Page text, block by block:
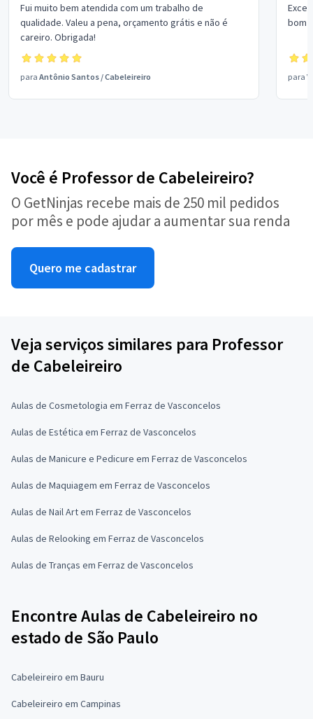
Fui muito bem atendida com um trabalho de
qualidade. Valeu a pena, orçamento grátis e não é
careiro. Obrigada!
para Antônio Santos /Cabeleireiro
bom
para
Você é Professor de Cabeleireiro?
O GetNinjas recebe mais de 250 mil pedidos
por mês e pode ajudar a aumentar sua renda
Quero me cadastrar
Veja serviços similares para Professor
de Cabeleireiro
Aulas de Cosmetologia em Ferraz de Vasconcelos
Aulas de Estética em Ferraz de Vasconcelos
Aulas de Manicure e Pedicure em Ferraz de Vasconcelos
Aulas de Maquiagem em Ferraz de Vasconcelos
Aulas de Nail Art em Ferraz de Vasconcelos
Aulas de Relooking em Ferraz de Vasconcelos
Aulas de Tranças em Ferraz de Vasconcelos
Encontre Aulas de Cabeleireiro no
estado de São Paulo
Cabeleireiro em Bauru
Cabeleireiro em Campinas